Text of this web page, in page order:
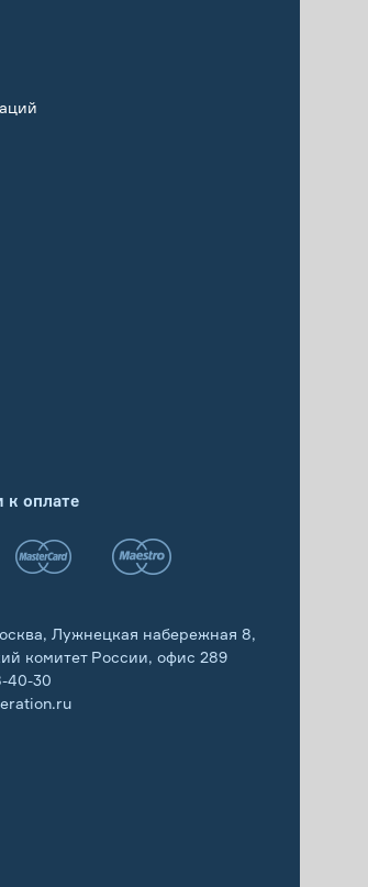
к оплате
Лужнецкая набережная 8,
комитет России, офис 289
40-30